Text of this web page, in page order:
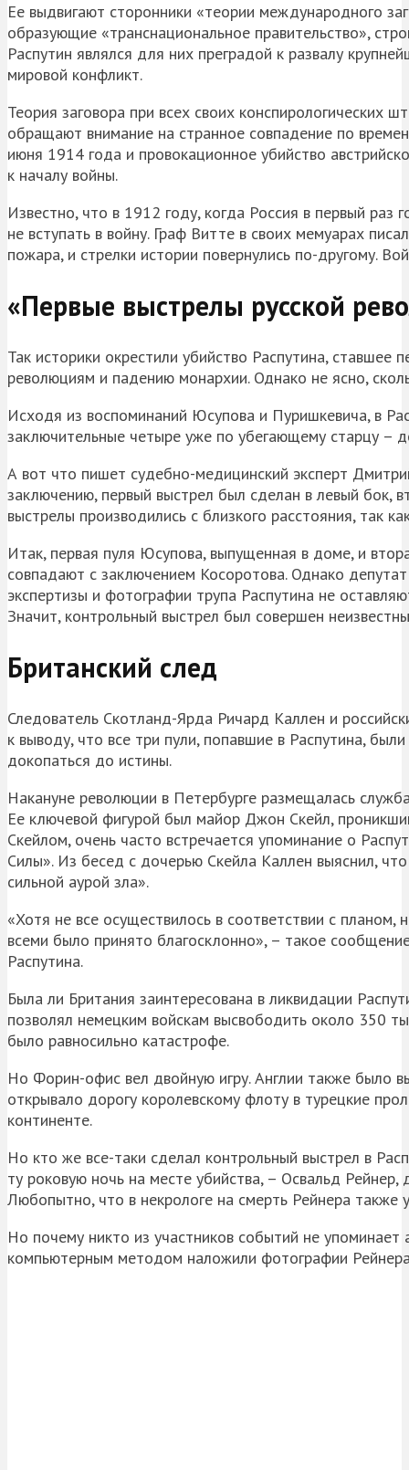
Ее выдвигают сторонники «теории международного
образующие «транснациональное правительство»,
Распутин являлся для них преградой к развалу
мировой конфликт.
Теория заговора при всех своих конспирологических
обращают внимание на странное совпадение по
июня 1914 года и провокационное убийство
к началу войны.
Известно, что в 1912 году, когда Россия в первый раз
не вступать в войну. Граф Витте в своих мемуарах
пожара, и стрелки истории повернулись по-другому.
«Первые выстрелы русской
Так историки окрестили убийство Распутина,
революциям и падению монархии. Однако не ясно,
Исходя из воспоминаний Юсупова и Пуришкевича, в
заключительные четыре уже по убегающему старцу –
А вот что пишет судебно-медицинский эксперт
заключению, первый выстрел был сделан в левый бок,
выстрелы производились с близкого расстояния, так
Итак, первая пуля Юсупова, выпущенная в доме, и
совпадают с заключением Косоротова. Однако
экспертизы и фотографии трупа Распутина не
Значит, контрольный выстрел был совершен
Британский след
Следователь Скотланд-Ярда Ричард Каллен и
к выводу, что все три пули, попавшие в Распутина,
докопаться до истины.
Накануне революции в Петербурге размещалась
Ее ключевой фигурой был майор Джон Скейл,
Скейлом, очень часто встречается упоминание о
Силы». Из бесед с дочерью Скейла Каллен выяснил,
сильной аурой зла».
«Хотя не все осуществилось в соответствии с
всеми было принято благосклонно», – такое
Распутина.
Была ли Британия заинтересована в ликвидации
позволял немецким войскам высвободить около 350
было равносильно катастрофе.
Но Форин-офис вел двойную игру. Англии также было
открывало дорогу королевскому флоту в турецкие
континенте.
Но кто же все-таки сделал контрольный выстрел в
ту роковую ночь на месте убийства, – Освальд
Любопытно, что в некрологе на смерть Рейнера также
Но почему никто из участников событий не
компьютерным методом наложили фотографии